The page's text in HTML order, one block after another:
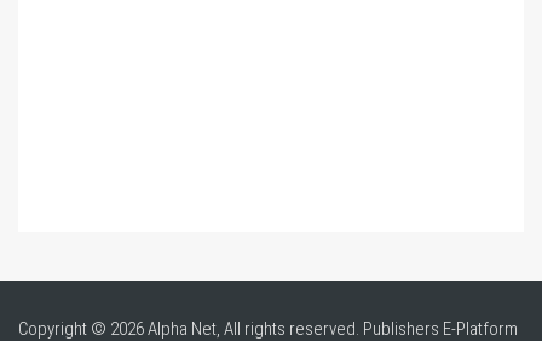
Copyright © 2026 Alpha Net, All rights reserved. Publishers E-Platform